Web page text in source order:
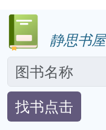
静思书屋
找书点击